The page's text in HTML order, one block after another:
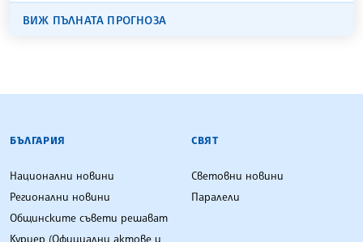
ВИЖ ПЪЛНАТА ПРОГНОЗА
БЪЛГАРСКА ТЕЛЕГРАФНА АГЕНЦИЯ
БЪЛГАРИЯ
Национални новини
Регионални новини
Общинските съвети решават
Куриер (Официални актове и
СВЯТ
Световни новини
Паралели